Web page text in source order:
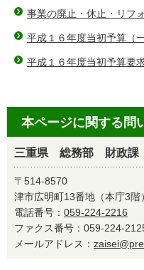
事業の廃止・休止・リフ
平成１６年度当初予算（
平成１６年度当初予算要
本ページに関する問
三重県 総務部 財政課
〒514-8570
津市広明町13番地（本庁3階）
電話番号： 059-224-2216
ファクス番号：059-224-
メールアドレス：